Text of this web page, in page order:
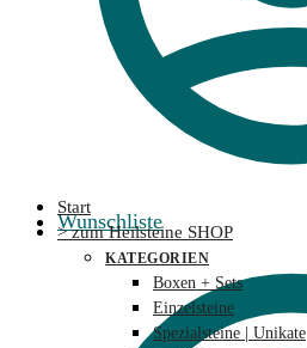
Wunschliste
Start
> zum Heilsteine SHOP
KATEGORIEN
Boxen + Sets
Einzelsteine
Spezialsteine | Unikate